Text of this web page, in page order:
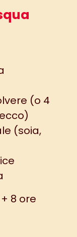
(o 4
(soia,
8 ore